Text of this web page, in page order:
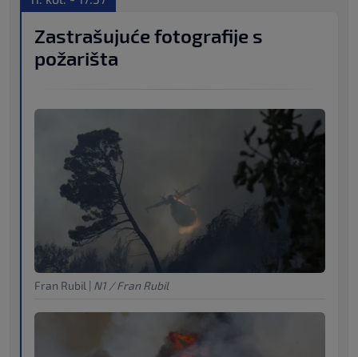
Zastrašujuće fotografije s
požarišta
Fran Rubil | N1 / Fran Rubil